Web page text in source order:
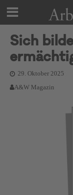
Sich
29. Oktober 2025
A&W Magazin